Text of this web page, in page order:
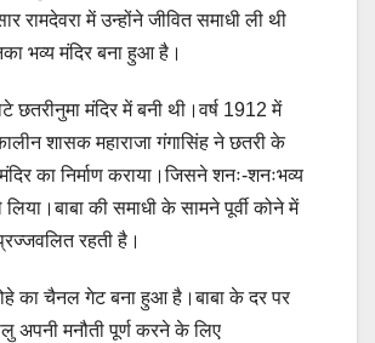
रामदेवरा में उन्होंने जीवित समाधी ली थी
भव्य मंदिर बना हुआ है।
छतरीनुमा मंदिर में बनी थी।वर्ष 1912 में
शासक महाराजा गंगासिंह ने छतरी के
का निर्माण कराया।जिसने शनः-शनःभव्य
की समाधी के सामने पूर्वी कोने में
रहती है।
का चैनल गेट बना हुआ है।बाबा के दर पर
अपनी मनौती पूर्ण करने के लिए